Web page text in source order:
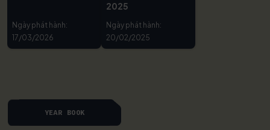
Ngày phát hành:
17/03/2026
2025
Ngày phát hành:
20/02/2025
YEAR BOOK